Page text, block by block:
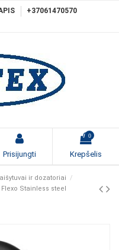
+37061470570
Prisijungti
0
Krepšelis
ir dozatoriai
Flexo Stainless steel